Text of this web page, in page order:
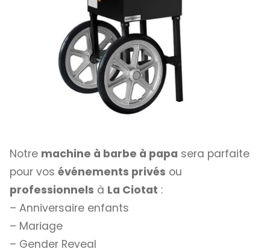
Notre machine à barbe à papa sera parfaite
pour vos événements privés ou
professionnels à La Ciotat :
– Anniversaire enfants
– Mariage
– Gender Reveal